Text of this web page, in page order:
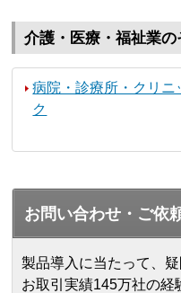
介護・医療・福祉業
病院・診療所・クリニ
ク
お問い合わせ・ご依
製品導入に当たって、
お取引実績145万社の経